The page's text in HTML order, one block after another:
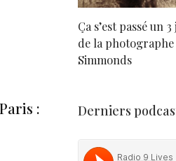
:
Ça s’est passé un
de la photographe
Simmonds
Derniers